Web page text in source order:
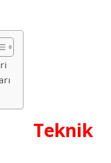
Teknik